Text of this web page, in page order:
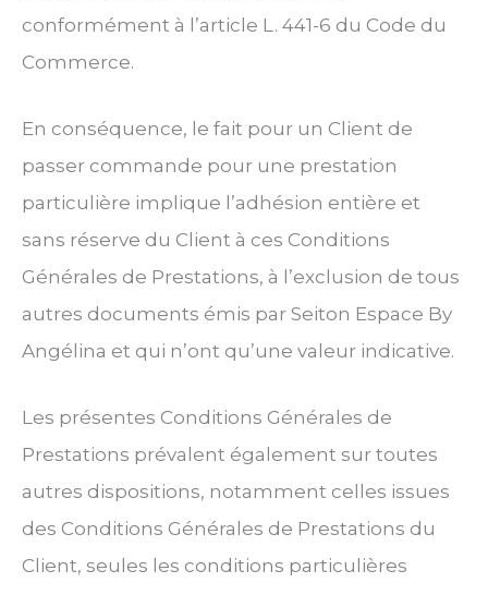
conformément à l’article L. 441-6 du Code du
Commerce.
En conséquence, le fait pour un Client de
passer commande pour une prestation
particulière implique l’adhésion entière et
sans réserve du Client à ces Conditions
Générales de Prestations, à l’exclusion de tous
autres documents émis par Seiton Espace By
Angélina et qui n’ont qu’une valeur indicative.
Les présentes Conditions Générales de
Prestations prévalent également sur toutes
autres dispositions, notamment celles issues
des Conditions Générales de Prestations du
Client, seules les conditions particulières